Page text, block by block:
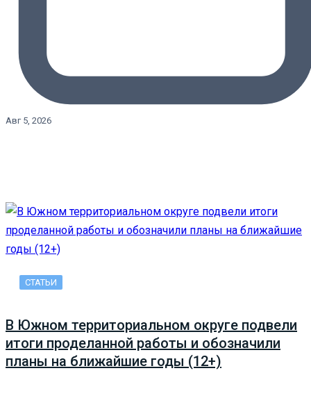
Авг 5, 2026
СТАТЬИ
В Южном территориальном округе подвели
итоги проделанной работы и обозначили
планы на ближайшие годы (12+)